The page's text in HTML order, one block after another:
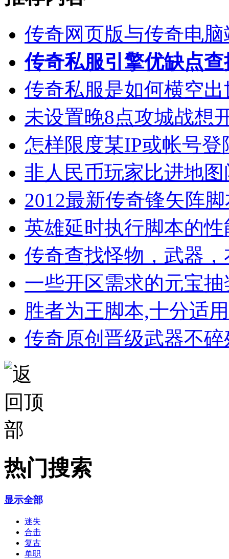
传奇网页版与传奇电
传奇私服引擎优缺点
传奇私服是如何横空
未设置晚8点攻城战想
怎样限度某IP或帐号
非人民币玩家比进地
2012最新传奇锋矢阵
英雄延时执行脚本的
传奇查找怪物，武器
一些开区需求的元宝
胜者为王脚本,十分适
传奇原创晋级武器不
热门搜索
显示全部
迷失
合击
复古
单职